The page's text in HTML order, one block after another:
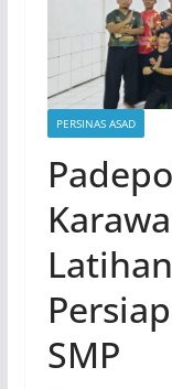
PERSINAS ASAD
SMP